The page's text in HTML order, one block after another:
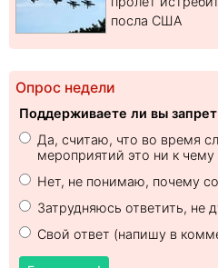
посла США
Опрос недели
Поддерживаете ли вы
Да, считаю, что во время
мероприятий это ни к чему
Нет, не понимаю, почему
Затрудняюсь ответить, не
Свой ответ (напишу в